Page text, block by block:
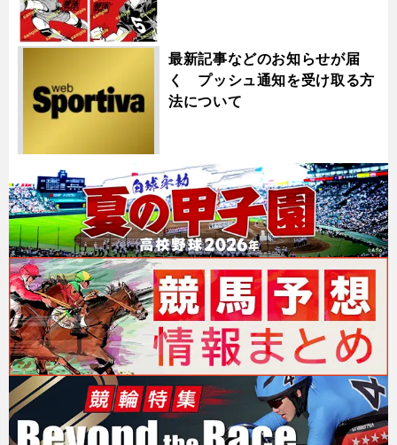
最新記事などのお知らせが届
く プッシュ通知を受け取る方
法について